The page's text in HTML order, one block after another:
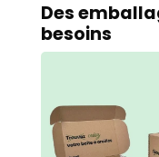
Des emballages pour vos
besoins